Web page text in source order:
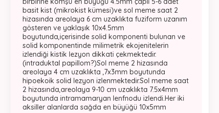
basit kist (mikrokist kümesi)ve sol meme saat 2
hizasında areolaya 6 cm uzaklıkta fuziform uzanım
gösteren ve yaklaşık 10x4.5mm
boyutunda,içerisinde solid komponenti bulunan ve
solid komponentinde milimetrik ekojenitelerin
izlendiği kistik lezyon dikkati çekmektedir.
(intraduktal papillom?)Sol meme 2 hizasında
areolaya 4 cm uzaklıkta ,7x3mm boyutunda
hipoekoik solid lezyon izlenmektedir.Sol meme saat
2 hizasında,areolaya 9-10 cm uzaklıkta 7.5x4mm
boyutunda intramamaryan lenfnodu izlendi.Her iki
aksiller alanlarda sağda en büyüğü 10x5mm